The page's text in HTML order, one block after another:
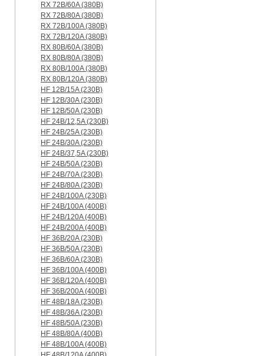
RX 72B/60A (380B)
RX 72B/80A (380B)
RX 72B/100A (380B)
RX 72B/120A (380B)
RX 80B/60A (380B)
RX 80B/80A (380B)
RX 80B/100A (380B)
RX 80B/120A (380B)
HF 12B/15A (230B)
HF 12B/30A (230B)
HF 12B/50A (230B)
HF 24B/12,5A (230B)
HF 24B/25A (230B)
HF 24B/30A (230B)
HF 24B/37,5A (230B)
HF 24B/50A (230B)
HF 24B/70A (230B)
HF 24B/80A (230B)
HF 24B/100A (230B)
HF 24B/100A (400B)
HF 24B/120A (400B)
HF 24B/200A (400B)
HF 36B/20A (230B)
HF 36B/50A (230B)
HF 36B/60A (230B)
HF 36B/100A (400B)
HF 36B/120A (400B)
HF 36B/200A (400B)
HF 48B/18A (230B)
HF 48B/36A (230B)
HF 48B/50A (230B)
HF 48B/80A (400B)
HF 48B/100A (400B)